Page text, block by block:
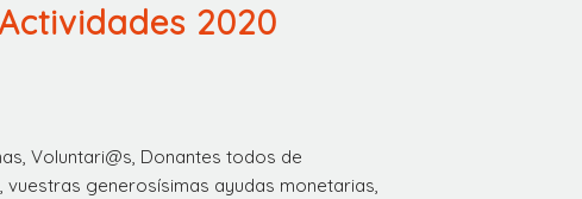
2020
Voluntari@s, Donantes todos de
generosísimas ayudas monetarias,